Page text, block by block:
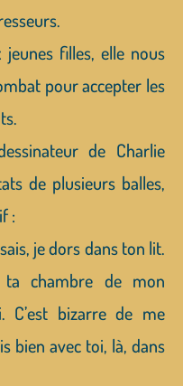
filles, elle nous
pour accepter les
de Charlie
de plusieurs balles,
:
je dors dans ton lit.
ta chambre de mon
bizarre de me
bien avec toi, là, dans